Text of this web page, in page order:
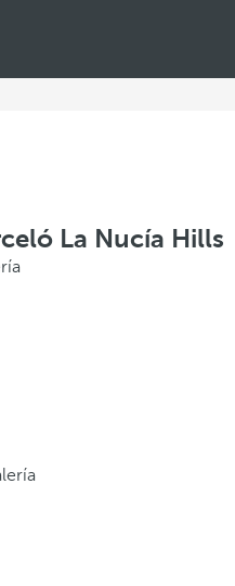
La Nucía Hills